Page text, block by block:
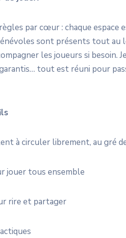
par cœur : chaque espace
sont présents tout au
les joueurs si besoin.
tout est réuni pour
à circuler librement, au gré
jouer tous ensemble
rire et partager